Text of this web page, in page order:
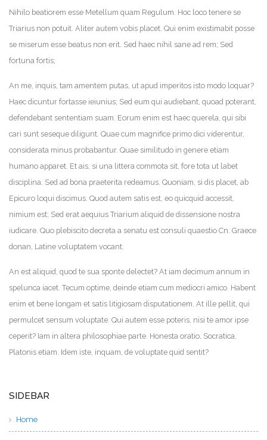
Nihilo beatiorem esse Metellum quam Regulum. Hoc loco tenere se
Triarius non potuit. Aliter autem vobis placet. Qui enim existimabit posse
se miserum esse beatus non erit. Sed haec nihil sane ad rem; Sed
fortuna fortis;
An me, inquis, tam amentem putas, ut apud imperitos isto modo loquar?
Haec dicuntur fortasse ieiunius; Sed eum qui audiebant, quoad poterant,
defendebant sententiam suam. Eorum enim est haec querela, qui sibi
cari sunt seseque diligunt. Quae cum magnifice primo dici viderentur,
considerata minus probabantur. Quae similitudo in genere etiam
humano apparet. Et ais, si una littera commota sit, fore tota ut labet
disciplina. Sed ad bona praeterita redeamus. Quoniam, si dis placet, ab
Epicuro loqui discimus. Quod autem satis est, eo quicquid accessit,
nimium est; Sed erat aequius Triarium aliquid de dissensione nostra
iudicare. Quo plebiscito decreta a senatu est consuli quaestio Cn. Graece
donan, Latine voluptatem vocant.
An est aliquid, quod te sua sponte delectet? At iam decimum annum in
spelunca iacet. Tecum optime, deinde etiam cum mediocri amico. Habent
enim et bene longam et satis litigiosam disputationem. At ille pellit, qui
permulcet sensum voluptate. Qui autem esse poteris, nisi te amor ipse
ceperit? Iam in altera philosophiae parte. Honesta oratio, Socratica,
Platonis etiam. Idem iste, inquam, de voluptate quid sentit?
SIDEBAR
Home